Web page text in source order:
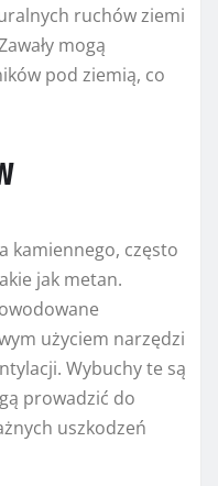
ruchów ziemi
mogą
pod ziemią, co
kamiennego, często
jak metan.
użyciem narzędzi
Wybuchy te są
prowadzić do
uszkodzeń